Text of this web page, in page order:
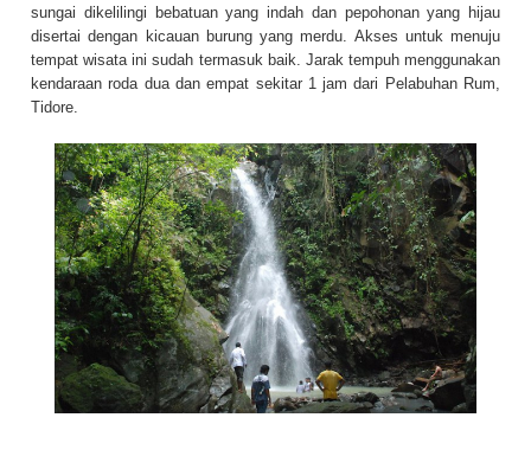
sungai dikelilingi bebatuan yang indah dan pepohonan yang hijau
disertai dengan kicauan burung yang merdu. Akses untuk menuju
tempat wisata ini sudah termasuk baik. Jarak tempuh menggunakan
kendaraan roda dua dan empat sekitar 1 jam dari Pelabuhan Rum,
Tidore.